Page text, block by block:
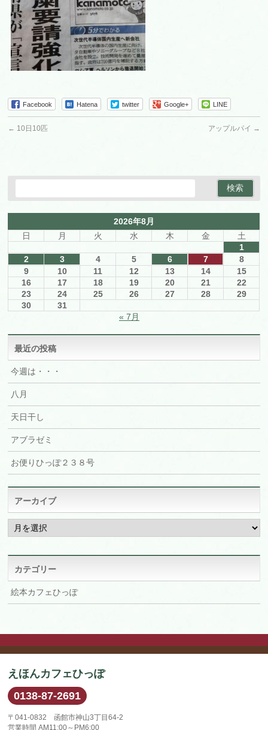
Facebook Hatena twitter Google+ LINE
← 10日10匹 アップルパイ →
2026年8月
日
月 火 水 木 金
土
1
2
3 4 5 6 7
8
9
10 11 12 13 14
15
16
17 18 19 20 21
22
23
24 25 26 27 28
29
30
31
« 7月
最近の投稿
今週は・・・
八月
天日干し
アブラゼミ
お便りひっぽ２３８号
アーカイブ
ア
ー
カ
カテゴリー
絵本カフェひっぽ
えほんカフェひっぽ
0138-87-2691
〒041-0832 函館市神山3丁目64-2
営業時間 AM11:00～PM6:00